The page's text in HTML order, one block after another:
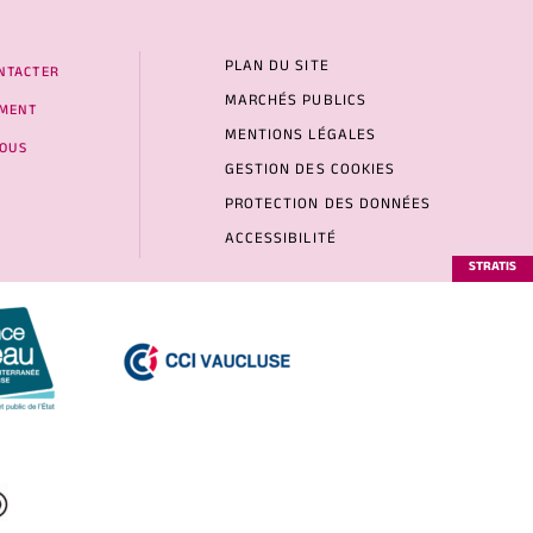
PLAN DU SITE
MARCHÉS PUBLICS
MENTIONS LÉGALES
GESTION DES COOKIES
PROTECTION DES DONNÉES
ACCESSIBILITÉ
STRATIS